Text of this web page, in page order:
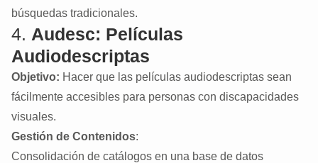
búsquedas tradicionales.
4. Audesc: Películas
Audiodescriptas
Objetivo: Hacer que las películas audiodescriptas sean
fácilmente accesibles para personas con discapacidades
visuales.
Gestión de Contenidos:
Consolidación de catálogos en una base de datos